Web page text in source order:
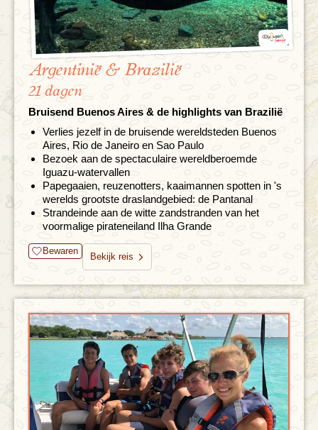
Argentinië & Brazilië
21 dagen
Bruisend Buenos Aires & de highlights van Brazilië
Verlies jezelf in de bruisende wereldsteden Buenos
Aires, Rio de Janeiro en Sao Paulo
Bezoek aan de spectaculaire wereldberoemde
Iguazu-watervallen
Papegaaien, reuzenotters, kaaimannen spotten in 's
werelds grootste draslandgebied: de Pantanal
Strandeinde aan de witte zandstranden van het
voormalige pirateneiland Ilha Grande
Bewaren
Bekijk reis